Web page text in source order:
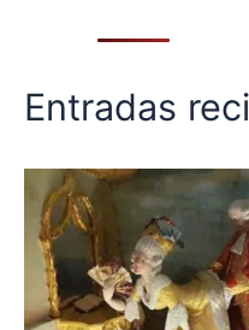
Entradas